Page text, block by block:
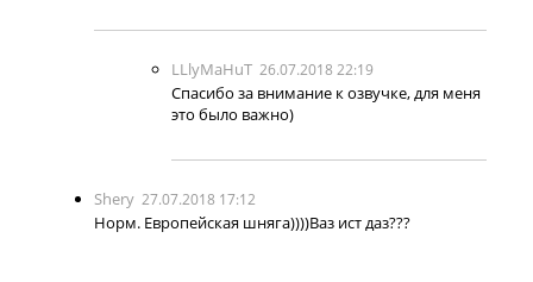
LLlyMaHuT 26.07.2018 22:19
Спасибо за внимание к озвучке, для меня
это было важно)
Shery 27.07.2018 17:12
Норм. Европейская шняга))))Ваз ист даз???